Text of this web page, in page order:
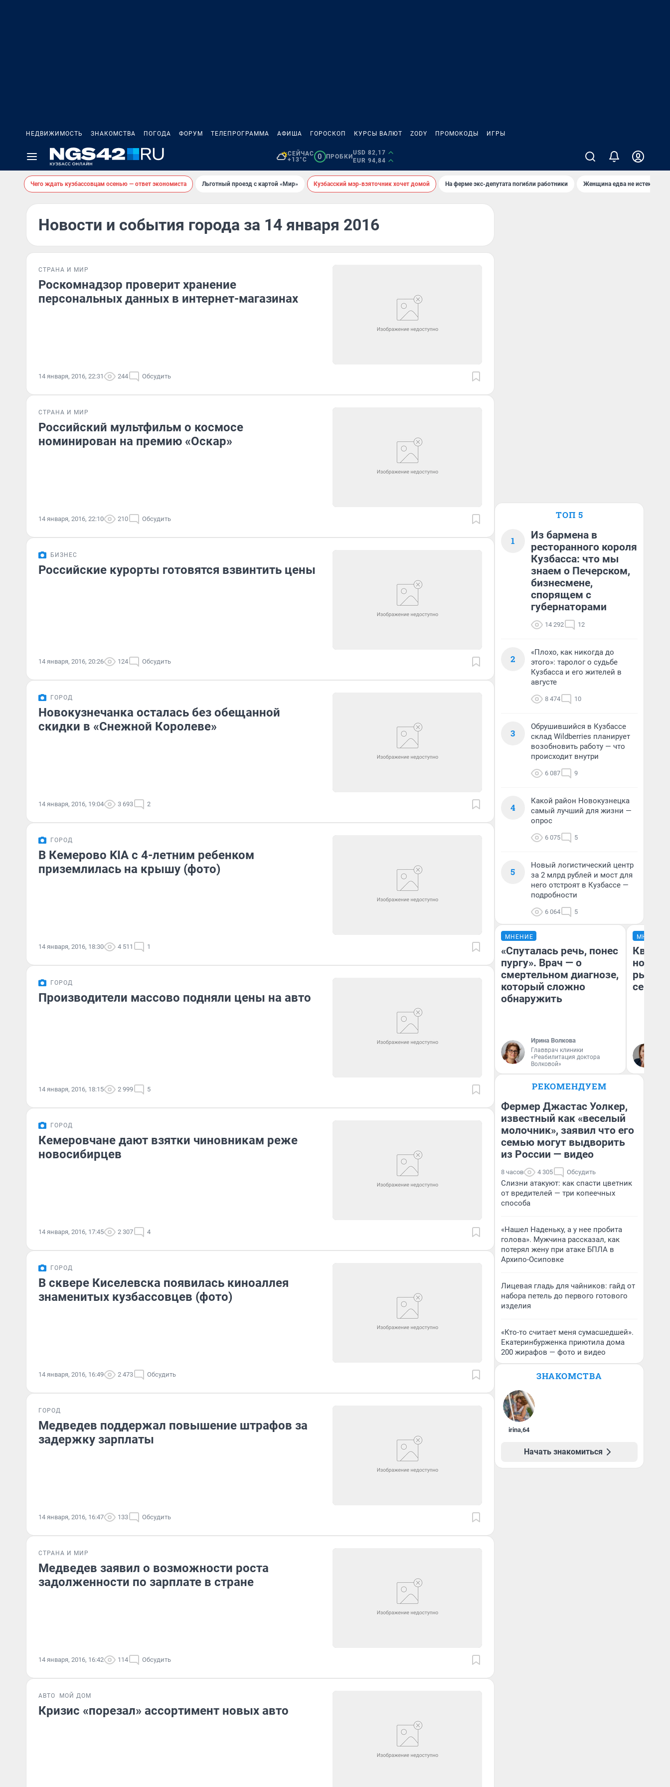
НЕДВИЖИМОСТЬ ЗНАКОМСТВА ПОГОДА ФОРУМ ТЕЛЕПРОГРАММА АФИША ГОРОСКОП КУРСЫ ВАЛЮТ ZODY ПРОМОКОДЫ ИГРЫ
СЕЙЧАС
+13°C
0 ПРОБКИ
USD 82,17
EUR 94,84
Чего ждать кузбассовцам осенью — ответ экономиста Льготный проезд с картой «Мир» Кузбасский мэр-взяточник хочет домой На ферме экс-депутата погибли работники Женщина едва не истекла
Новости и события города за 14 января 2016
СТРАНА И МИР
Роскомнадзор проверит хранение
персональных данных в интернет-магазинах
14 января, 2016, 22:31 244 Обсудить
СТРАНА И МИР
Российский мультфильм о космосе
номинирован на премию «Оскар»
14 января, 2016, 22:10 210 Обсудить
БИЗНЕС
Российские курорты готовятся взвинтить цены
14 января, 2016, 20:26 124 Обсудить
ГОРОД
Новокузнечанка осталась без обещанной
скидки в «Снежной Королеве»
14 января, 2016, 19:04 3 693 2
ГОРОД
В Кемерово KIA с 4-летним ребенком
приземлилась на крышу (фото)
14 января, 2016, 18:30 4 511 1
ГОРОД
Производители массово подняли цены на авто
14 января, 2016, 18:15 2 999 5
ГОРОД
Кемеровчане дают взятки чиновникам реже
новосибирцев
14 января, 2016, 17:45 2 307 4
ГОРОД
В сквере Киселевска появилась киноаллея
знаменитых кузбассовцев (фото)
14 января, 2016, 16:49 2 473 Обсудить
ГОРОД
Медведев поддержал повышение штрафов за
задержку зарплаты
14 января, 2016, 16:47 133 Обсудить
СТРАНА И МИР
Медведев заявил о возможности роста
задолженности по зарплате в стране
14 января, 2016, 16:42 114 Обсудить
АВТО МОЙ ДОМ
Кризис «порезал» ассортимент новых авто
ТОП 5
1
Из бармена в
ресторанного короля
Кузбасса: что мы
знаем о Печерском,
бизнесмене,
спорящем с
губернаторами
14 292 12
2
«Плохо, как никогда до
этого»: таролог о судьбе
Кузбасса и его жителей в
августе
8 474 10
3
Обрушившийся в Кузбассе
склад Wildberries планирует
возобновить работу — что
происходит внутри
6 087 9
4
Какой район Новокузнецка
самый лучший для жизни —
опрос
6 075 5
5
Новый логистический центр
за 2 млрд рублей и мост для
него отстроят в Кузбассе —
подробности
6 064 5
МНЕНИЕ
«Спуталась речь, понес
пургу». Врач — о
смертельном диагнозе,
который сложно
обнаружить
Ирина Волкова
Главврач клиники
«Реабилитация доктора
Волковой»
МНЕНИЕ
но
рынок
РЕКОМЕНДУЕМ
Фермер Джастас Уолкер,
известный как «веселый
молочник», заявил что его
семью могут выдворить
из России — видео
8 часов 4 305 Обсудить
Слизни атакуют: как спасти цветник
от вредителей — три копеечных
способа
«Нашел Наденьку, а у нее пробита
голова». Мужчина рассказал, как
потерял жену при атаке БПЛА в
Архипо-Осиповке
Лицевая гладь для чайников: гайд от
набора петель до первого готового
изделия
«Кто-то считает меня сумасшедшей».
Екатеринбурженка приютила дома
200 жирафов — фото и видео
ЗНАКОМСТВА
irina,64
Начать знакомиться